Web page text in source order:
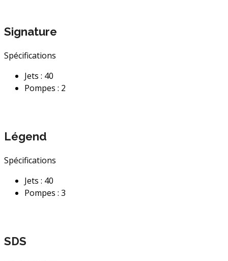
Signature
Spécifications
Jets : 40
Pompes : 2
Légend
Spécifications
Jets : 40
Pompes : 3
SDS